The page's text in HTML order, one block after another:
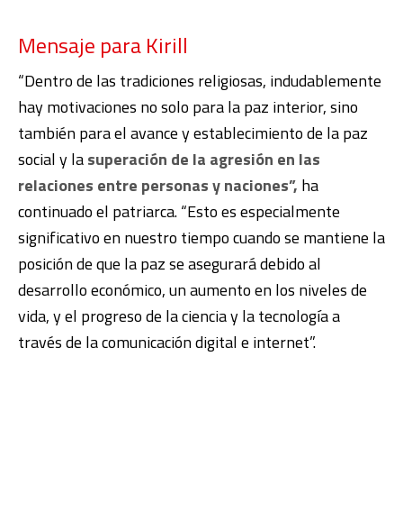
Mensaje para Kirill
“Dentro de las tradiciones religiosas, indudablemente
hay motivaciones no solo para la paz interior, sino
también para el avance y establecimiento de la paz
social y lasuperación de la agresión en las
relaciones entre personas y naciones”, ha
continuado el patriarca. “Esto es especialmente
significativo en nuestro tiempo cuando se mantiene la
posición de que la paz se asegurará debido al
desarrollo económico, un aumento en los niveles de
vida, y el progreso de la ciencia y la tecnología a
través de la comunicación digital e internet”.